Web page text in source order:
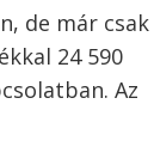
de már csak
24 590
Az